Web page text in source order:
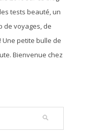
tests beauté, un
de voyages, de
petite bulle de
Bienvenue chez